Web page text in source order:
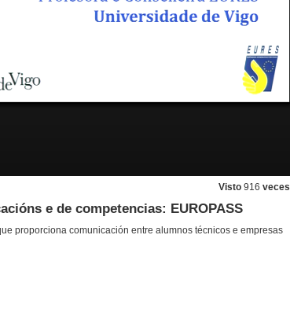
Visto 916 veces
e de competencias: EUROPASS
proporciona comunicación entre alumnos técnicos e empresas